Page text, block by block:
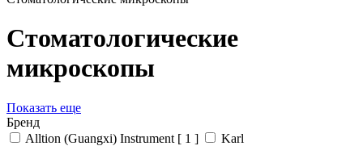
Стоматологические
микроскопы
Показать еще
Бренд
Alltion (Guangxi) Instrument [ 1 ]
Karl